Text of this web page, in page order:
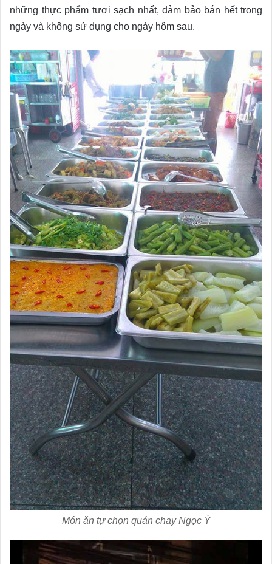
những thực phẩm tươi sạch nhất, đảm bảo bán hết trong
ngày và không sử dụng cho ngày hôm sau.
Món ăn tự chọn quán chay Ngọc Ý